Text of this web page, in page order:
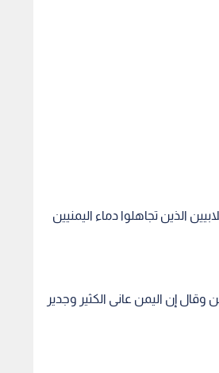
الذين تجاهلوا دماء اليمنيين
إن اليمن عانى الكثير وجدير